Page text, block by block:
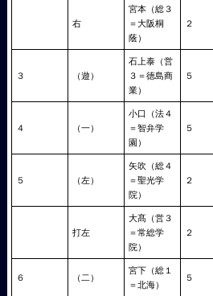
右
宮本（総３
＝大阪桐
蔭）
２
３ （遊）
石上泰（営
３＝徳島商
業）
５
４ （一）
小口（法４
＝智弁学
園）
５
５ （左）
矢吹（総４
＝聖光学
院）
２
打左
大髙（営３
＝常総学
院）
２
６ （二）
宮下（総１
＝北海）
５